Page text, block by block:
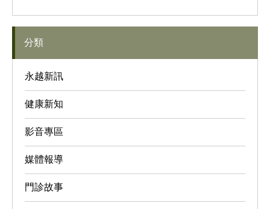
分類
永越新訊
健康新知
影音專區
媒體報導
門診故事